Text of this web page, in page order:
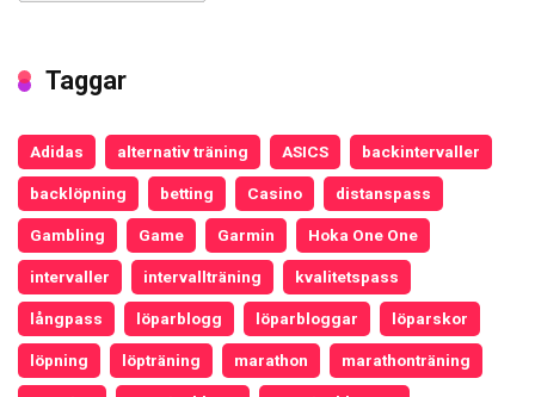
Taggar
Adidas alternativ träning ASICS backintervaller
backlöpning betting Casino distanspass
Gambling Game Garmin Hoka One One
intervaller intervallträning kvalitetspass
långpass löparblogg löparbloggar löparskor
löpning löpträning marathon marathonträning